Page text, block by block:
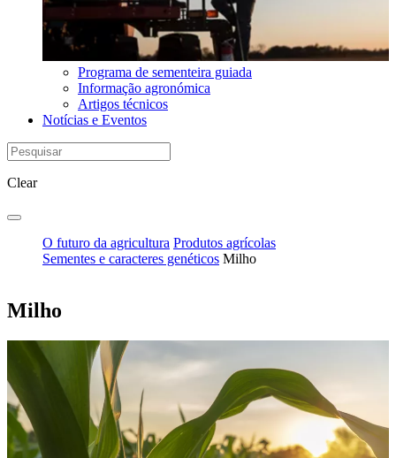
Programa de sementeira guiada
Informação agronómica
Artigos técnicos
Notícias e Eventos
Clear
O futuro da agricultura Produtos agrícolas
Sementes e caracteres genéticos Milho
Milho